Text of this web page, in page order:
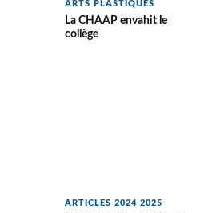
ARTS PLASTIQUES
La CHAAP envahit le
collège
ARTICLES 2024 2025